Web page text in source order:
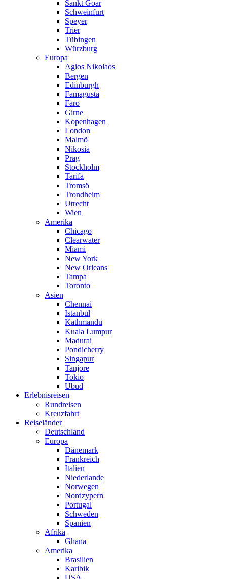
Sankt Goar
Schweinfurt
Speyer
Trier
Tübingen
Würzburg
Europa
Agios Nikolaos
Bergen
Edinburgh
Famagusta
Faro
Girne
Kopenhagen
London
Malmö
Nikosia
Prag
Stockholm
Tarifa
Tromsö
Trondheim
Utrecht
Wien
Amerika
Chicago
Clearwater
Miami
New York
New Orleans
Tampa
Toronto
Asien
Chennai
Istanbul
Kathmandu
Kuala Lumpur
Madurai
Pondicherry
Singapur
Tanjore
Tokio
Ubud
Erlebnisreisen
Rundreisen
Kreuzfahrt
Reiseländer
Deutschland
Europa
Dänemark
Frankreich
Italien
Niederlande
Norwegen
Nordzypern
Portugal
Schweden
Spanien
Afrika
Ghana
Amerika
Brasilien
Karibik